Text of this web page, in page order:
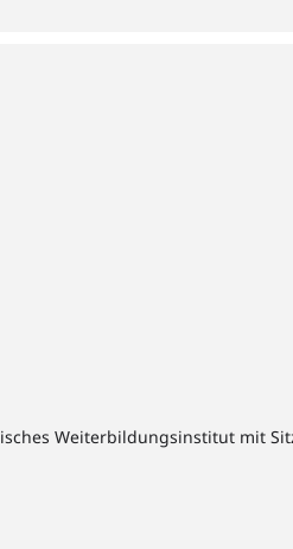
Weiterbildungsinstitut mit